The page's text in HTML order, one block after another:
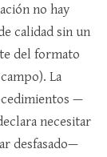
no hay
calidad sin un
del formato
La
—
necesitar
desfasado—